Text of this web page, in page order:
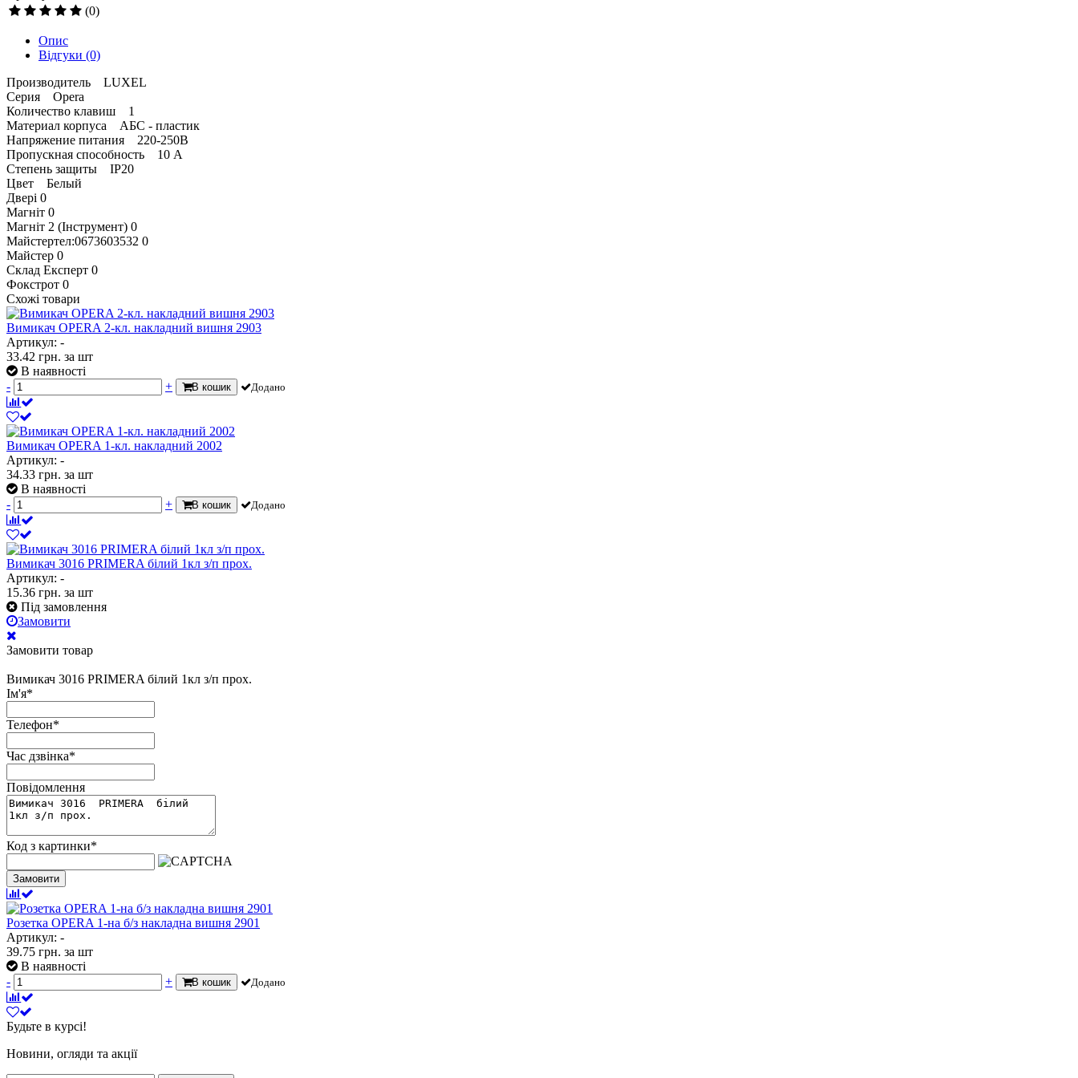
(0)
Опис
Відгуки (0)
Производитель LUXEL
Серия Opera
Количество клавиш 1
Материал корпуса АБС - пластик
Напряжение питания 220-250В
Пропускная способность 10 А
Степень защиты IP20
Цвет Белый
Двері 0
Магніт 0
Магніт 2 (Інструмент) 0
Майстертел:0673603532 0
Майстер 0
Склад Експерт 0
Фокстрот 0
Схожі товари
Вимикач OPERA 2-кл. накладний вишня 2903
Артикул: -
33.42 грн. за шт
В наявності
-
+ В кошик Додано
Вимикач OPERA 1-кл. накладний 2002
Артикул: -
34.33 грн. за шт
В наявності
-
+ В кошик Додано
Вимикач 3016 PRIMERA білий 1кл з/п прох.
Артикул: -
15.36 грн. за шт
Під замовлення
Замовити
Замовити товар
Вимикач 3016 PRIMERA білий 1кл з/п прох.
Ім'я*
Телефон*
Час дзвінка*
Повідомлення
Код з картинки*
Замовити
Розетка OPERA 1-на б/з накладна вишня 2901
Артикул: -
39.75 грн. за шт
В наявності
-
+ В кошик Додано
Будьте в курсі!
Новини, огляди та акції